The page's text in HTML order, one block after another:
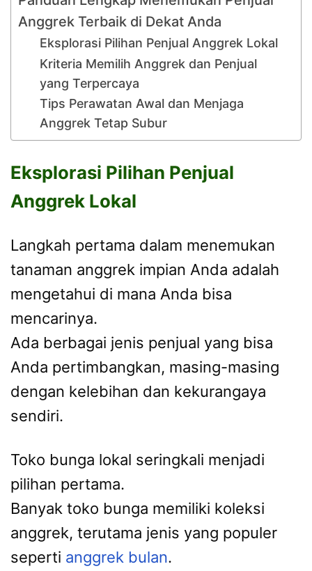
Anggrek Terbaik di Dekat Anda
Eksplorasi Pilihan Penjual Anggrek Lokal
Kriteria Memilih Anggrek dan Penjual
yang Terpercaya
Tips Perawatan Awal dan Menjaga
Anggrek Tetap Subur
Eksplorasi Pilihan Penjual
Anggrek Lokal
Langkah pertama dalam menemukan
tanaman anggrek impian Anda adalah
mengetahui di mana Anda bisa
mencarinya.
Ada berbagai jenis penjual yang bisa
Anda pertimbangkan, masing-masing
dengan kelebihan dan kekurangaya
sendiri.
Toko bunga lokal seringkali menjadi
pilihan pertama.
Banyak toko bunga memiliki koleksi
anggrek, terutama jenis yang populer
seperti anggrek bulan.